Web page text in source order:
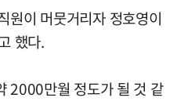
원이 머뭇거리자 정호영이
했다.
2000만월 정도가 될 것 같